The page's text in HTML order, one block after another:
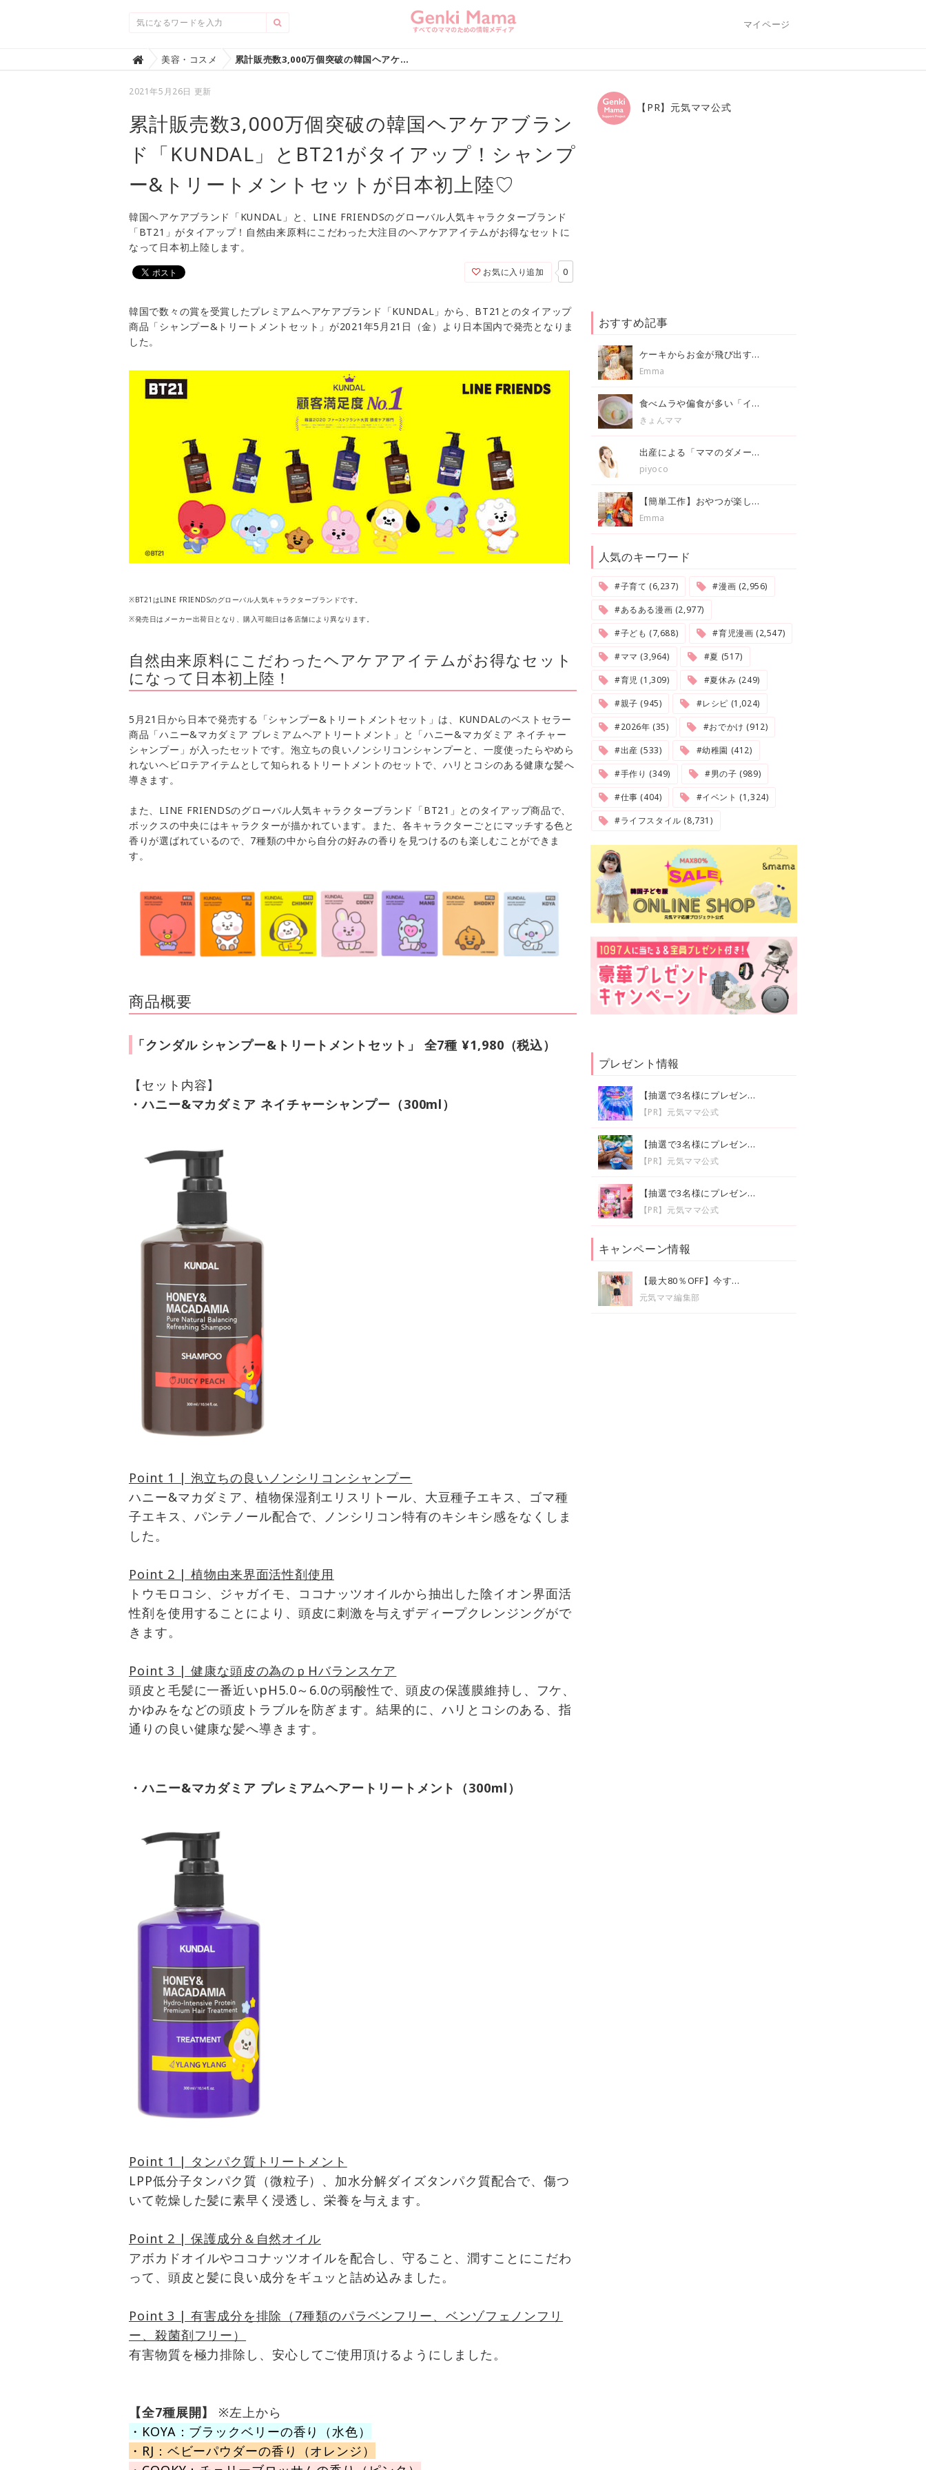
マイページ
Home美容・コスメ 累計販売数3,000万個突破の韓国ヘアケアブランド「KUNDAL」とBT21がタイアップ！シャンプー&トリートメントセットが日本初上陸♡
2021年5月26日 更新
累計販売数3,000万個突破の韓国ヘアケアブラン
ド「KUNDAL」とBT21がタイアップ！シャンプ
ー&トリートメントセットが日本初上陸♡
韓国ヘアケアブランド「KUNDAL」と、LINE FRIENDSのグローバル人気キャラクターブランド
「BT21」がタイアップ！自然由来原料にこだわった大注目のヘアケアアイテムがお得なセットに
なって日本初上陸します。
お気に入り追加 0
韓国で数々の賞を受賞したプレミアムヘアケアブランド「KUNDAL」から、BT21とのタイアップ
商品「シャンプー&トリートメントセット」が2021年5月21日（金）より日本国内で発売となりま
した。
※BT21はLINE FRIENDSのグローバル人気キャラクターブランドです。
※発売日はメーカー出荷日となり、購入可能日は各店舗により異なります。
自然由来原料にこだわったヘアケアアイテムがお得なセット
になって日本初上陸！
5月21日から日本で発売する「シャンプー&トリートメントセット」は、KUNDALのベストセラー
商品「ハニー&マカダミア プレミアムヘアトリートメント」と「ハニー&マカダミア ネイチャー
シャンプー」が入ったセットです。泡立ちの良いノンシリコンシャンプーと、一度使ったらやめら
れないヘビロテアイテムとして知られるトリートメントのセットで、ハリとコシのある健康な髪へ
導きます。
また、LINE FRIENDSのグローバル人気キャラクターブランド「BT21」とのタイアップ商品で、
ボックスの中央にはキャラクターが描かれています。また、各キャラクターごとにマッチする色と
香りが選ばれているので、7種類の中から自分の好みの香りを見つけるのも楽しむことができま
す。
商品概要
「クンダル シャンプー&トリートメントセット」 全7種 ¥1,980（税込）
【セット内容】
・ハニー&マカダミア ネイチャーシャンプー（300ml）
Point 1 | 泡立ちの良いノンシリコンシャンプー
ハニー&マカダミア、植物保湿剤エリスリトール、大豆種子エキス、ゴマ種
子エキス、パンテノール配合で、ノンシリコン特有のキシキシ感をなくしま
した。
Point 2 | 植物由来界面活性剤使用
トウモロコシ、ジャガイモ、ココナッツオイルから抽出した陰イオン界面活
性剤を使用することにより、頭皮に刺激を与えずディープクレンジングがで
きます。
Point 3 | 健康な頭皮の為のｐHバランスケア
頭皮と毛髪に一番近いpH5.0～6.0の弱酸性で、頭皮の保護膜維持し、フケ、
かゆみをなどの頭皮トラブルを防ぎます。結果的に、ハリとコシのある、指
通りの良い健康な髪へ導きます。
・ハニー&マカダミア プレミアムヘアートリートメント（300ml）
Point 1 | タンパク質トリートメント
LPP低分子タンパク質（微粒子）、加水分解ダイズタンパク質配合で、傷つ
いて乾燥した髪に素早く浸透し、栄養を与えます。
Point 2 | 保護成分＆自然オイル
アボカドオイルやココナッツオイルを配合し、守ること、潤すことにこだわ
って、頭皮と髪に良い成分をギュッと詰め込みました。
Point 3 | 有害成分を排除（7種類のパラベンフリー、ベンゾフェノンフリ
ー、殺菌剤フリー）
有害物質を極力排除し、安心してご使用頂けるようにしました。
【全7種展開】
※左上から
・KOYA：ブラックベリーの香り（水色）
・RJ：ベビーパウダーの香り（オレンジ）
【PR】元気ママ公式
おすすめ記事
ケーキからお金が飛び出す...
Emma
食べムラや偏食が多い「イ...
きょんママ
出産による「ママのダメー...
piyoco
【簡単工作】おやつが楽し...
Emma
人気のキーワード
#子育て (6,237)
#漫画 (2,956)
#あるある漫画 (2,977)
#子ども (7,688)
#育児漫画 (2,547)
#ママ (3,964)
#夏 (517)
#育児 (1,309)
#夏休み (249)
#親子 (945)
#レシピ (1,024)
#2026年 (35)
#おでかけ (912)
#出産 (533)
#幼稚園 (412)
#手作り (349)
#男の子 (989)
#仕事 (404)
#イベント (1,324)
#ライフスタイル (8,731)
プレゼント情報
【抽選で3名様にプレゼン...
【PR】元気ママ公式
【抽選で3名様にプレゼン...
【PR】元気ママ公式
【抽選で3名様にプレゼン...
【PR】元気ママ公式
キャンペーン情報
【最大80％OFF】今す...
元気ママ編集部